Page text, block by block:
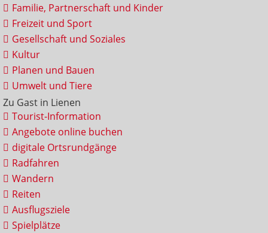
Familie, Partnerschaft und Kinder
Freizeit und Sport
Gesellschaft und Soziales
Kultur
Planen und Bauen
Umwelt und Tiere
Zu Gast in Lienen
Tourist-Information
Angebote online buchen
digitale Ortsrundgänge
Radfahren
Wandern
Reiten
Ausflugsziele
Spielplätze